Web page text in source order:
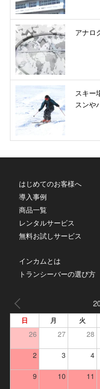
アナロ
スキー
スンや
はじめてのお客様へ
導入事例
商品一覧
レンタルサービス
無料お試しサービス
インカムとは
トランシーバーの選び方
日 月 火
26 27 28
2 3 4
9 10 11